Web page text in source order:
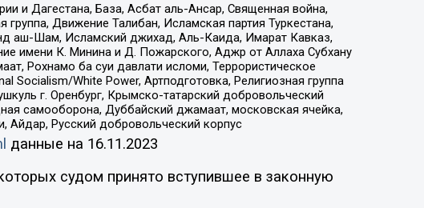
и Дагестана, База, Асбат аль-Ансар, Священная война,
Движение Талибан, Исламская партия Туркестана,
аш-Шам, Исламский джихад, Аль-Каида, Имарат Кавказ,
имени К. Минина и Д. Пожарского, Аджр от Аллаха Субхану
Рохнамо ба суи давлати исломи, Террористическое
White Power, Артподготовка, Религиозная группа
г. Оренбург, Крымско-татарский добровольческий
самооборона, Дуббайский джамаат, московская ячейка,
Русский добровольческий корпус
данные на 16.11.2023
судом принято вступившее в законную